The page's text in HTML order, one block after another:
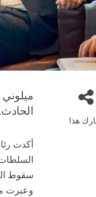
هذا
أكدت
سقوط
وعبرت